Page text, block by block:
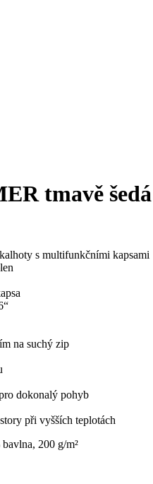
tmavě šedá
s multifunkčními kapsami
na suchý zip
dokonalý pohyb
při vyšších teplotách
200 g/m²